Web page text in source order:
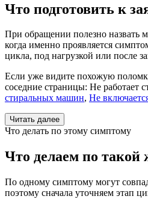
Что подготовить к
При обращении полезно назвать
когда именно проявляется
цикла, под нагрузкой или после
Если уже видите похожую
соседние страницы: Не работает
стиральных машин, Не
Читать далее
Что делать по этому симптому
Что делаем по такой
По одному симптому могут
поэтому сначала уточняем этап